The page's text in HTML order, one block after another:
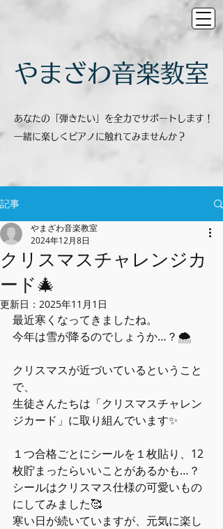
​やまざわ音楽教室
あなたの「弾きたい」を全力でサポートします！
一緒に楽しくピアノに触れてみませんか？
記事
クリスマスチャレンジカ
ード🎄
やまざわ音楽教室
2024年12月8日
更新日： 2025年11月1日
最近寒くなってきましたね。
今年は雪が降るのでしょうか…？🌨️
クリスマスが近づいているということ
で、
生徒さんたちは「クリスマスチャレン
ジカード」に取り組んでいます✨
１つ合格ごとにシールを１枚貼り、12
枚貯まったらいいことがあるかも…？
シールはクリスマス仕様の可愛いもの
にしてみました🥰
寒い日が続いていますが、元気に楽し